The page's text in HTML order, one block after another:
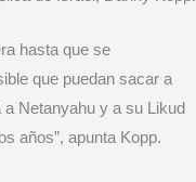
hasta que se
que puedan sacar a
Netanyahu y a su Likud
años”, apunta Kopp.